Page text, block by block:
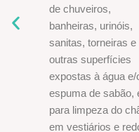
de chuveiros,
banheiras, urinóis,
sanitas, torneiras e
outras superfícies
expostas à água e/
espuma de sabão,
para limpeza do
em vestiários e